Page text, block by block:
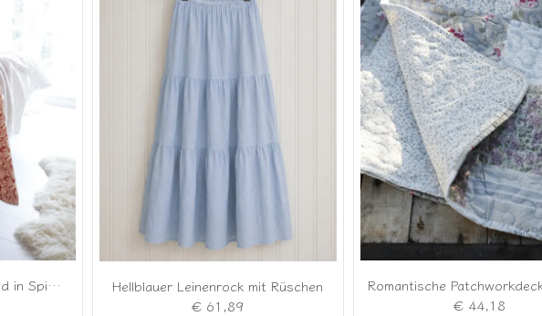
Romantisches langes Kleid in Spiced Caramel
Hellblauer Leinenrock mit Rüschen
€ 61,89
€ 44,18